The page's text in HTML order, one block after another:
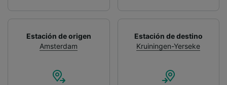
Estación de origen
Amsterdam
Estación de destino
Kruiningen-Yerseke